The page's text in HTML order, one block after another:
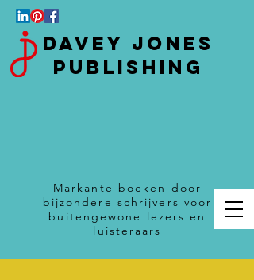
Davey Jones
Publishing
Markante boeken door
bijzondere schrijvers voor
buitengewone lezers en
luisteraars